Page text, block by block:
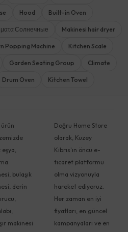
Hood Built-in Oven
Солнечные Makinesi hair dryer
Popping Machine Kitchen Scale
Garden Seating Group Climate
Drum Oven Kitchen Towel
ürün
bulaşık
derin
makinesi
Doğru Home Store
olarak, Kuzey
Kıbrıs'ın öncü e-
ticaret platformu
olma vizyonuyla
hareket ediyoruz.
Her zaman en iyi
fiyatları, en güncel
kampanyaları ve en